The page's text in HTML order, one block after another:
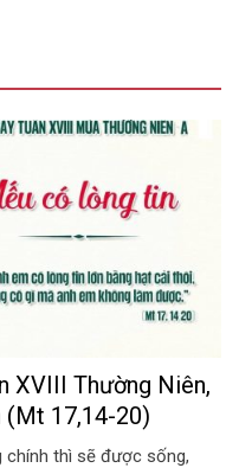
XVIII Thường Niên,
(Mt 17,14-20)
chính thì sẽ được sống,